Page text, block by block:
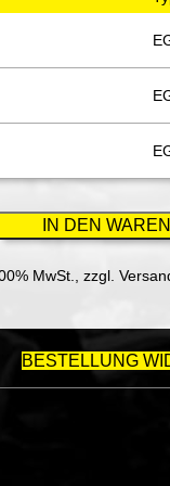
MwSt., zzgl.
BESTELLUNG